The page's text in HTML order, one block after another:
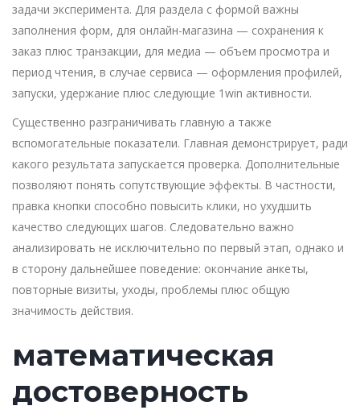
задачи эксперимента. Для раздела с формой важны
заполнения форм, для онлайн-магазина — сохранения к
заказ плюс транзакции, для медиа — объем просмотра и
период чтения, в случае сервиса — оформления профилей,
запуски, удержание плюс следующие 1win активности.
Существенно разграничивать главную а также
вспомогательные показатели. Главная демонстрирует, ради
какого результата запускается проверка. Дополнительные
позволяют понять сопутствующие эффекты. В частности,
правка кнопки способно повысить клики, но ухудшить
качество следующих шагов. Следовательно важно
анализировать не исключительно по первый этап, однако и
в сторону дальнейшее поведение: окончание анкеты,
повторные визиты, уходы, проблемы плюс общую
значимость действия.
математическая
достоверность